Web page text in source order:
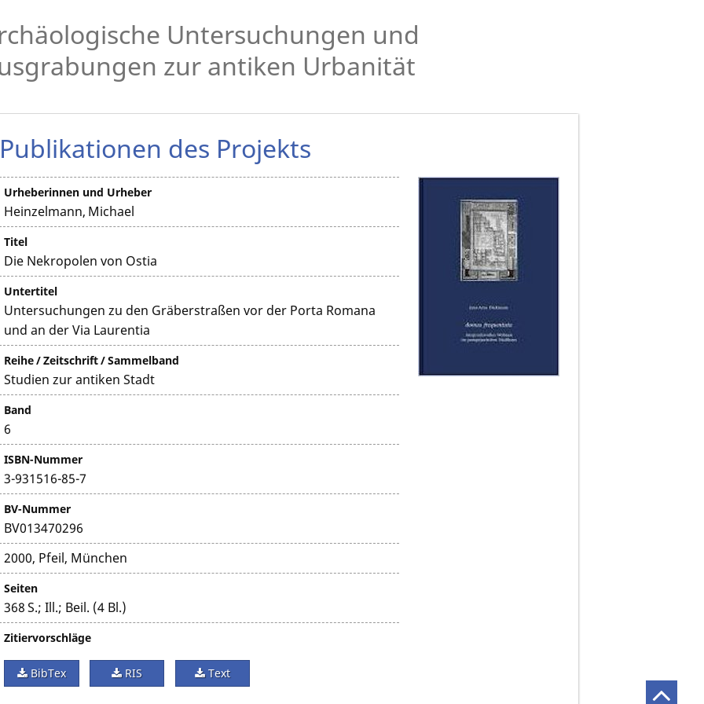
Untersuchungen und
zur antiken Urbanität
Publikationen des Projekts
Urheberinnen und Urheber
Heinzelmann, Michael
Titel
Die Nekropolen von Ostia
Untertitel
Untersuchungen zu den Gräberstraßen vor der Porta Romana
und an der Via Laurentia
Reihe / Zeitschrift / Sammelband
Studien zur antiken Stadt
Band
6
ISBN-Nummer
3-931516-85-7
BV-Nummer
BV013470296
2000, Pfeil, München
Seiten
368 S.; Ill.; Beil. (4 Bl.)
Zitiervorschläge
BibTex RIS Text